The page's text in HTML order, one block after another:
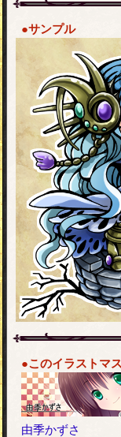
●サンプル
●このイラストマ
由季かずさ